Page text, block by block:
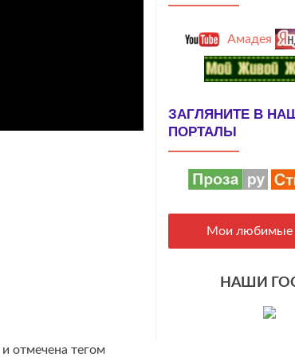
и отмечена тегом
Амадея
ЗАГЛЯНИТЕ В
ПОРТАЛЫ
Мои любимые
НАШИ